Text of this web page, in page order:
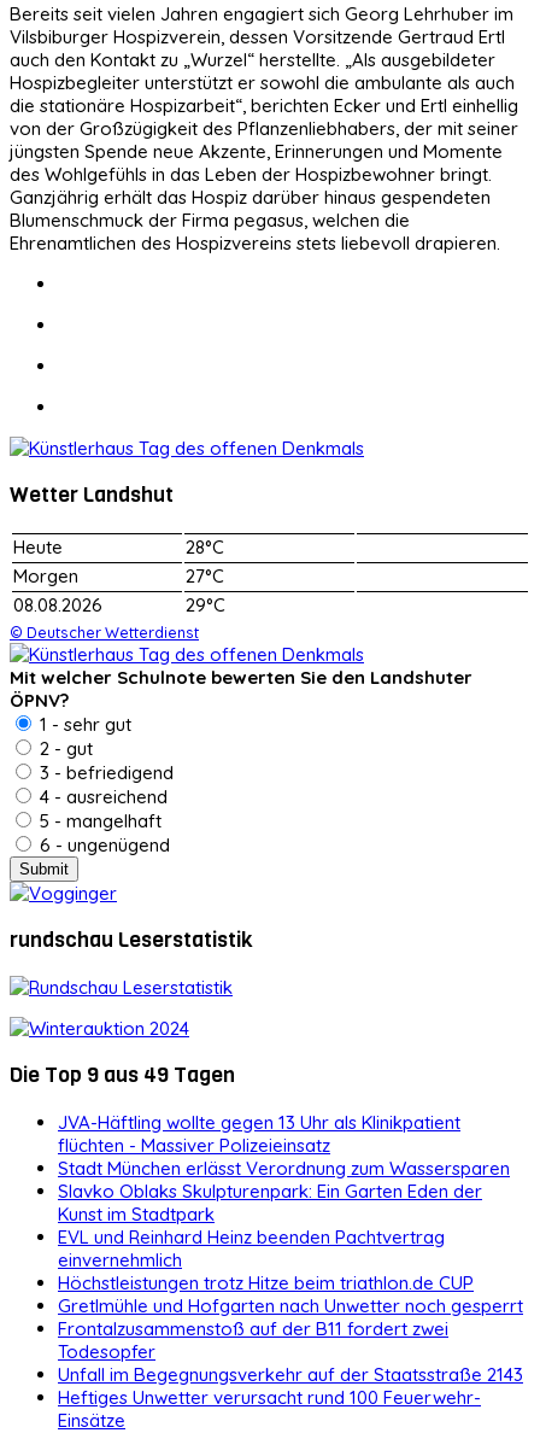
Bereits seit vielen Jahren engagiert sich Georg Lehrhuber im
Vilsbiburger Hospizverein, dessen Vorsitzende Gertraud Ertl
auch den Kontakt zu „Wurzel“ herstellte. „Als ausgebildeter
Hospizbegleiter unterstützt er sowohl die ambulante als auch
die stationäre Hospizarbeit“, berichten Ecker und Ertl einhellig
von der Großzügigkeit des Pflanzenliebhabers, der mit seiner
jüngsten Spende neue Akzente, Erinnerungen und Momente
des Wohlgefühls in das Leben der Hospizbewohner bringt.
Ganzjährig erhält das Hospiz darüber hinaus gespendeten
Blumenschmuck der Firma pegasus, welchen die
Ehrenamtlichen des Hospizvereins stets liebevoll drapieren.
Wetter Landshut
Heute
28°C
Morgen
27°C
08.08.2026
29°C
© Deutscher Wetterdienst
Mit welcher Schulnote bewerten Sie den Landshuter
ÖPNV?
1 - sehr gut
2 - gut
3 - befriedigend
4 - ausreichend
5 - mangelhaft
6 - ungenügend
rundschau Leserstatistik
Die Top 9 aus 49 Tagen
JVA-Häftling wollte gegen 13 Uhr als Klinikpatient
flüchten - Massiver Polizeieinsatz
Stadt München erlässt Verordnung zum Wassersparen
Slavko Oblaks Skulpturenpark: Ein Garten Eden der
Kunst im Stadtpark
EVL und Reinhard Heinz beenden Pachtvertrag
einvernehmlich
Höchstleistungen trotz Hitze beim triathlon.de CUP
Gretlmühle und Hofgarten nach Unwetter noch gesperrt
Frontalzusammenstoß auf der B11 fordert zwei
Todesopfer
Unfall im Begegnungsverkehr auf der Staatsstraße 2143
Heftiges Unwetter verursacht rund 100 Feuerwehr-
Einsätze